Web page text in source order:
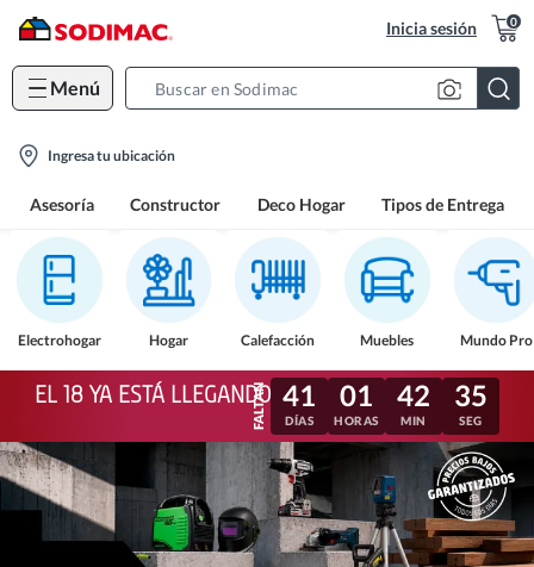
Inicia sesión 0
Menú
location-
Ingresa tu ubicación
Asesoría Constructor Deco Hogar Tipos de Entrega
Electrohogar Hogar Calefacción Muebles Mundo Pro
EL 18 YA ESTÁ LLEGANDO 41
DÍAS
01
HORAS
42
MIN
32
SEG